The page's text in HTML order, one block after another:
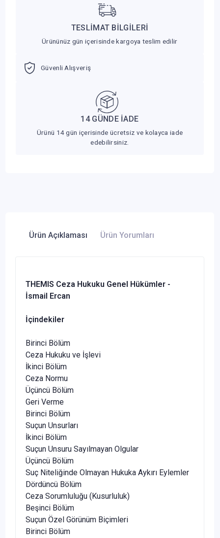
TESLİMAT BİLGİLERİ
Ürününüz gün içerisinde kargoya teslim edilir
Güvenli Alışveriş
14 GÜNDE İADE
Ürünü 14 gün içerisinde ücretsiz ve kolayca iade
edebilirsiniz.
Ürün Açıklaması Ürün Yorumları
THEMIS Ceza Hukuku Genel Hükümler -
İsmail Ercan
İçindekiler
Birinci Bölüm
Ceza Hukuku ve İşlevi
İkinci Bölüm
Ceza Normu
Üçüncü Bölüm
Geri Verme
Birinci Bölüm
Suçun Unsurları
İkinci Bölüm
Suçun Unsuru Sayılmayan Olgular
Üçüncü Bölüm
Suç Niteliğinde Olmayan Hukuka Aykırı Eylemler
Dördüncü Bölüm
Ceza Sorumluluğu (Kusurluluk)
Beşinci Bölüm
Suçun Özel Görünüm Biçimleri
Birinci Bölüm